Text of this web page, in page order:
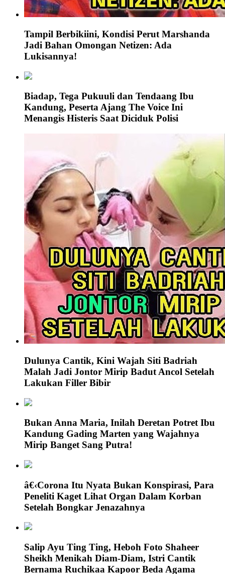
Tampil Berbikiini, Kondisi Perut Marshanda
Jadi Bahan Omongan Netizen: Ada
Lukisannya!
Biadap, Tega Pukuuli dan Tendaang Ibu
Kandung, Peserta Ajang The Voice Ini
Menangis Histeris Saat Diciduk Polisi
Dulunya Cantik, Kini Wajah Siti Badriah
Malah Jadi Jontor Mirip Badut Ancol Setelah
Lakukan Filler Bibir
Bukan Anna Maria, Inilah Deretan Potret Ibu
Kandung Gading Marten yang Wajahnya
Mirip Banget Sang Putra!
â€‹Corona Itu Nyata Bukan Konspirasi, Para
Peneliti Kaget Lihat Organ Dalam Korban
Setelah Bongkar Jenazahnya
Salip Ayu Ting Ting, Heboh Foto Shaheer
Sheikh Menikah Diam-Diam, Istri Cantik
Bernama Ruchikaa Kapoor Beda Agama